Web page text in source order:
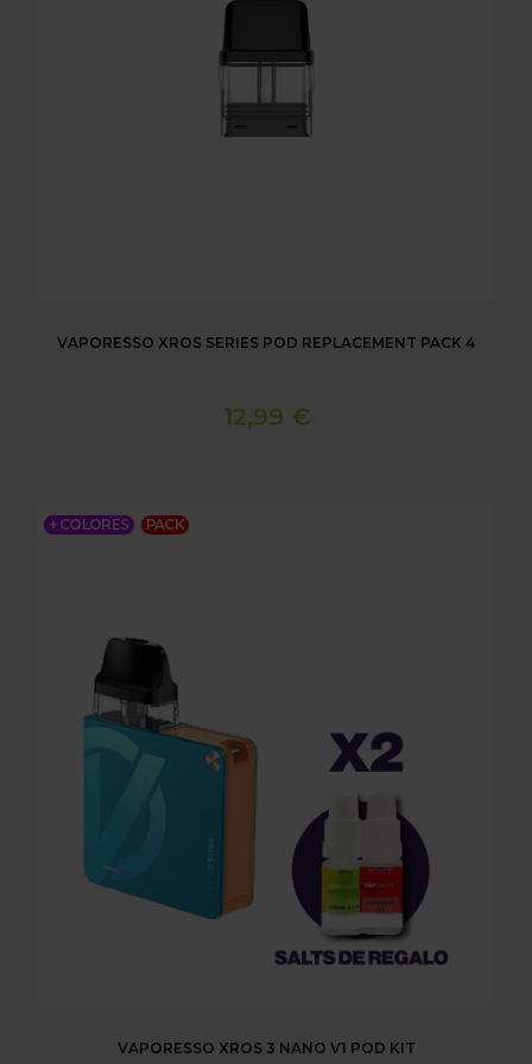
VAPORESSO XROS SERIES POD REPLACEMENT PACK 4
12,99 €
+ COLORES PACK
VAPORESSO XROS 3 NANO V1 POD KIT
VAPORESSO XROS 3 NANO V1 POD KIT